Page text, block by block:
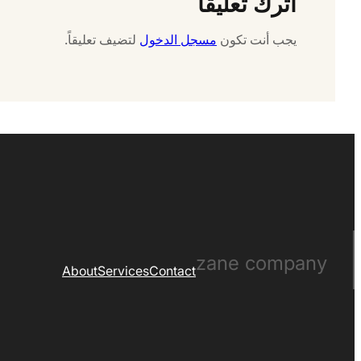
يجب أنت تكون مسجل الدخول لتضيف تعليقاً.
zane company
Contact
Services
About